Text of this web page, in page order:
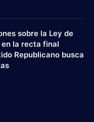
sobre la Ley de
la recta final
Republicano busca